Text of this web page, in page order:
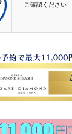
ご確認ください